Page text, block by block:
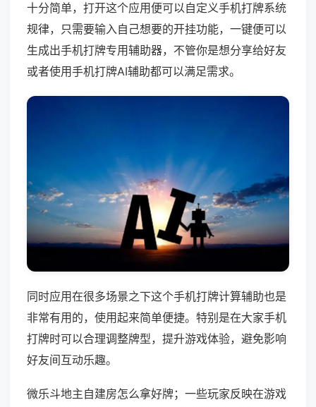
十分简单，打开这个应用便可以自定义手机打牌系统
规律，只需要输入自己想要的开挂功能，一键便可以
生成出手机打牌专用辅助器，不管你是想分享给好友
或者使用手机打牌AI辅助都可以满足需求。
同时应用在很多场景之下这个手机打牌计算辅助也是
非常有用的，使用起来简单便捷。特别是在大家手机
打牌时可以合理调整牌型，提升游戏体验，避免影响
好友间互动乐趣。
微乐斗地主自建房怎么拿好牌；一些玩家反映在游戏